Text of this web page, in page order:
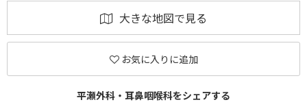
大きな地図で見る
お気に入りに追加
平瀬外科・耳鼻咽喉科をシェアする